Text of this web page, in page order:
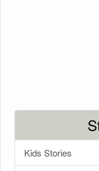
Kids Stories